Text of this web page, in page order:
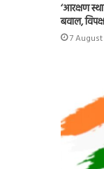
‘आरक्षण
बवाल,
7 August